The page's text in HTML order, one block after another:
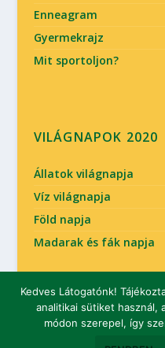
Enneagram
Gyermekrajz
Mit sportoljon?
VILÁGNAPOK 2020
Állatok világnapja
Víz világnapja
Föld napja
Madarak és fák napja
Tervezte:Elegant
Kedves Látogatónk!
analitikai sütiket használ,
módon szerepel, így